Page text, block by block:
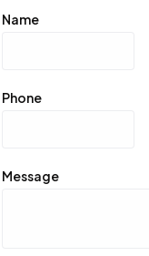
Name
Phone
Message